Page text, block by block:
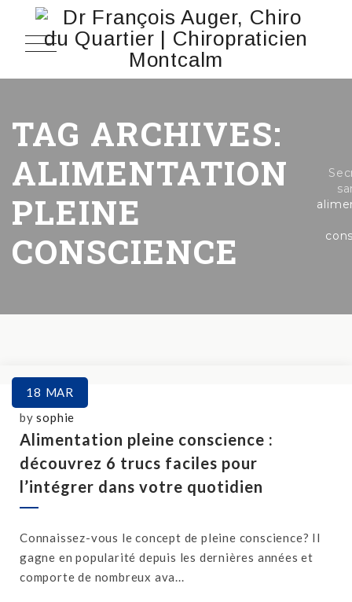
TAG ARCHIVES:
ALIMENTATION
PLEINE
CONSCIENCE
18 MAR
bysophie
Alimentation pleine conscience :
découvrez 6 trucs faciles pour
l’intégrer dans votre quotidien
Connaissez-vous le concept de pleine conscience? Il
gagne en popularité depuis les dernières années et
comporte de nombreux ava...